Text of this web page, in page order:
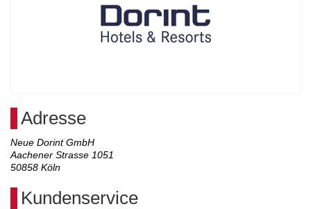
Adresse
Neue Dorint GmbH
Aachener Strasse 1051
50858 Köln
Kundenservice